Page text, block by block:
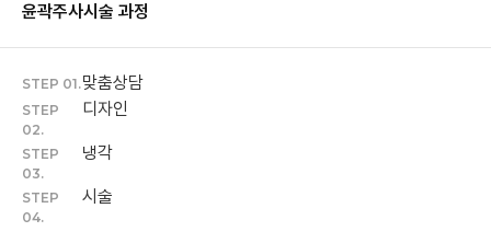
윤곽주사시술 과정
STEP 01.맞춤상담
STEP
02.
디자인
STEP
03.
냉각
STEP
04.
시술